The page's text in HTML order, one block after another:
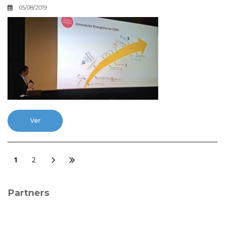
05/08/2019
Ver
1 2
Partners